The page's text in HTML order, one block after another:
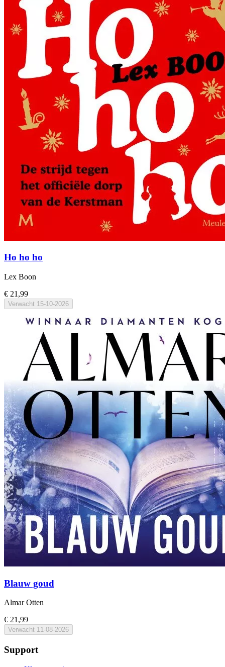
Ho ho ho
Lex Boon
€ 21,99
Verwacht 15-10-2026
Blauw goud
Almar Otten
€ 21,99
Verwacht 11-08-2026
Support